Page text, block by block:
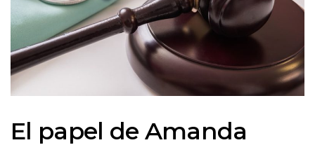
El papel de Amanda